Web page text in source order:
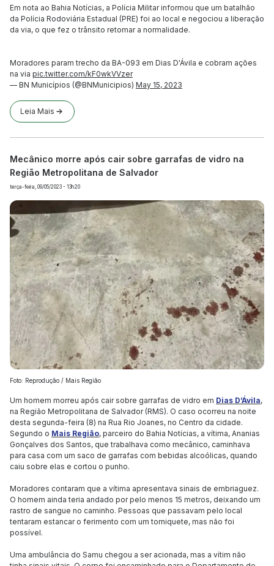
Em nota ao Bahia Notícias, a Polícia Militar informou que um batalhão
da Polícia Rodoviária Estadual (PRE) foi ao local e negociou a liberação
da via, o que fez o trânsito retomar a normalidade.
Moradores param trecho da BA-093 em Dias D'Ávila e cobram ações
na via pic.twitter.com/kF0wkVVzer
— BN Municípios (@BNMunicipios) May 15, 2023
Leia Mais
Mecânico morre após cair sobre garrafas de vidro na
Região Metropolitana de Salvador
terça-feira, 09/05/2023 - 13h20
Foto: Reprodução / Mais Região
Um homem morreu após cair sobre garrafas de vidro em Dias D’Ávila,
na Região Metropolitana de Salvador (RMS). O caso ocorreu na noite
desta segunda-feira (8) na Rua Rio Joanes, no Centro da cidade.
Segundo o Mais Região, parceiro do Bahia Notícias, a vítima, Ananias
Gonçalves dos Santos, que trabalhava como mecânico, caminhava
para casa com um saco de garrafas com bebidas alcoólicas, quando
caiu sobre elas e cortou o punho.
Moradores contaram que a vítima apresentava sinais de embriaguez.
O homem ainda teria andado por pelo menos 15 metros, deixando um
rastro de sangue no caminho. Pessoas que passavam pelo local
tentaram estancar o ferimento com um torniquete, mas não foi
possível.
Uma ambulância do Samu chegou a ser acionada, mas a vítim não